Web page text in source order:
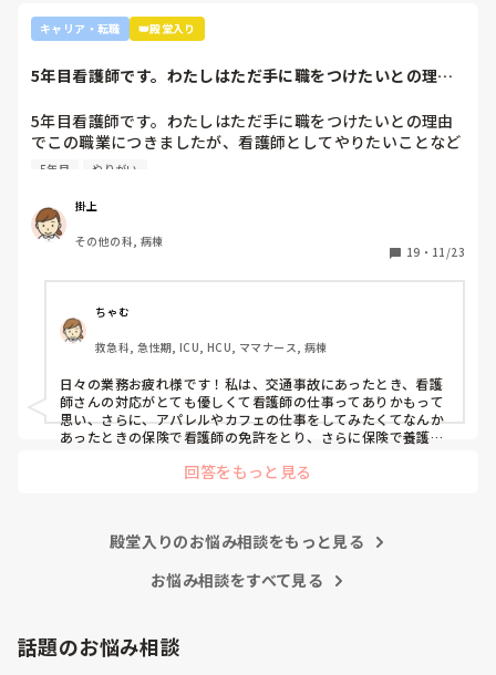
キャリア・転職 👑殿堂入り
5年目看護師です。わたしはただ手に職をつけたいとの理由
5年目看護師です。わたしはただ手に職をつけたいとの理由
でこの職業につきましたが、看護師としてやりたいことなど
あまり考えたことがなく、ただ言われたことをやっているよ
続けてしまっています。
みなさんはどういったきっかけで看護師を目指したり、今の
科についていたりしますか？
笑
5年目 やりがい
掛上
その他の科, 病棟
19 ・ 11/23
ちゃむ
救急科, 急性期, ICU, HCU, ママナース, 病棟
日々の業務お疲れ様です！私は、交通事故にあったとき、看護
師さんの対応がとても優しくて看護師の仕事ってありかもって
思い、さらに、アパレルやカフェの仕事をしてみたくてなんか
あったときの保険で看護師の免許をとり、さらに保険で養護教
回答をもっと見る
殿堂入りのお悩み相談をもっと見る
お悩み相談をすべて見る
話題のお悩み相談